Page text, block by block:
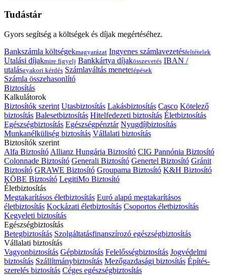
Tudástár
Gyors segítség a költségek és díjak megértéséhez.
Bankszámla költségekmagyarázat Ingyenes számlavezetésfeltételek
Utalási díjakmire figyelj Bankkártya díjakösszevetés IBAN /
utalásgyakori kérdés Számlaváltás menetelépések
Számla összehasonlító
Biztosítás
Kalkulátorok
Biztosítók szerint Utasbiztosítás Lakásbiztosítás Casco Kötelező
biztosítás Balesetbiztosítás Hitelfedezeti biztosítás Életbiztosítás
Egészségbiztosítás Egészségpénztár Nyugdíjbiztosítás
Munkanélküliség biztosítás Vállalati biztosítás
Biztosítók szerint
Alfa Biztosító Allianz Hungária Biztosító CIG Pannónia Biztosító
Colonnade Biztosító Generali Biztosító Genertel Biztosító Gránit
Biztosító GRAWE Biztosító Groupama Biztosító K&H Biztosító
KÖBE Biztosító LegitiMo Biztosító
Életbiztosítás
Megtakarításos életbiztosítás Euró alapú megtakarításos
életbiztosítás Kockázati életbiztosítás Csoportos életbiztosítás
Kegyeleti biztosítás
Egészségbiztosítás
Betegbiztosítás Szolgáltatásfinanszírozó egészségbiztosítás
Vállalati biztosítás
Vagyonbiztosítás Gépbiztosítás Felelősségbiztosítás Jogvédelmi
biztosítás Szállítmánybiztosítás Mezőgazdasági biztosítás Építés-
szerelés biztosítás Céges egészségbiztosítás